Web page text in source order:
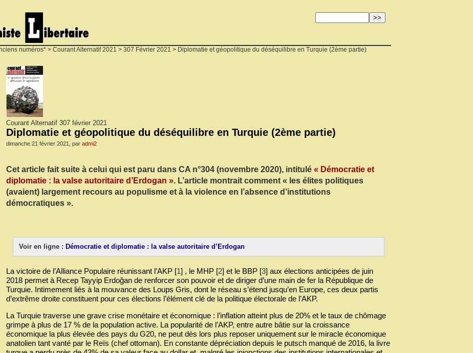
numéros* > Courant Alternatif 2021 > 307 Février 2021 > Diplomatie et géopolitique du déséquilibre en Turquie (2ème partie)
Courant Alternatif 307 février 2021
Diplomatie et géopolitique du déséquilibre en Turquie (2ème partie)
dimanche 21 février 2021, par admi2
Cet article fait suite à celui qui est paru dans CA n°304 (novembre 2020), intitulé « Démocratie et
diplomatie : la valse autoritaire d’Erdogan ». L’article montrait comment « les élites politiques
(avaient) largement recours au populisme et à la violence en l’absence d’institutions
démocratiques ».
Voir en ligne : Démocratie et diplomatie : la valse autoritaire d’Erdogan
La victoire de l’Alliance Populaire réunissant l’AKP [1] , le MHP [2] et le BBP [3] aux élections anticipées de juin
2018 permet à Recep Tayyip Erdoğan de renforcer son pouvoir et de diriger d’une main de fer la République de
Turquie. Intimement liés à la mouvance des Loups Gris, dont le réseau s’étend jusqu’en Europe, ces deux partis
d’extrême droite constituent pour ces élections l’élément clé de la politique électorale de l’AKP.
La Turquie traverse une grave crise monétaire et économique : l’inflation atteint plus de 20% et le taux de chômage
grimpe à plus de 17 % de la population active. La popularité de l’AKP, entre autre bâtie sur la croissance
économique la plus élevée des pays du G20, ne peut dès lors plus reposer uniquement sur le miracle économique
anatolien tant vanté par le Reïs (chef ottoman). En constante dépréciation depuis le putsch manqué de 2016, la livre